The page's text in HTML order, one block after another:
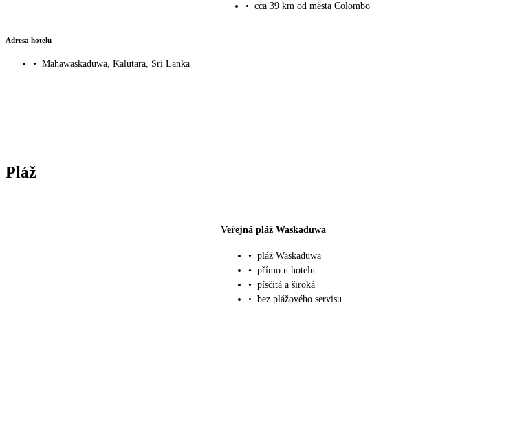
• cca 39 km od města Colombo
Adresa hotelu
• Mahawaskaduwa, Kalutara, Sri Lanka
Pláž
Veřejná pláž Waskaduwa
• pláž Waskaduwa
• přímo u hotelu
• písčitá a široká
• bez plážového servisu